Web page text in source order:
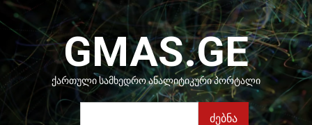
Skip
to
content
GMAS.GE
ᲥᲐᲠᲗᲣᲚᲘ ᲡᲐᲛᲮᲔᲓᲠᲝ ᲐᲜᲐᲚᲘᲢᲘᲙᲣᲠᲘ ᲞᲝᲠᲢᲐᲚᲘ
ძებნა